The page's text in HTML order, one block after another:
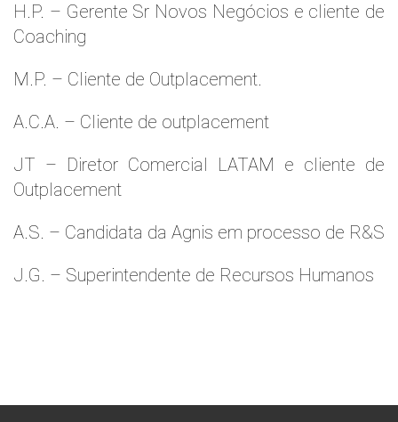
H.P. – Gerente Sr Novos Negócios e cliente de
Coaching
M.P. – Cliente de Outplacement.
A.C.A. – Cliente de outplacement
JT – Diretor Comercial LATAM e cliente de
Outplacement
A.S. – Candidata da Agnis em processo de R&S
J.G. – Superintendente de Recursos Humanos